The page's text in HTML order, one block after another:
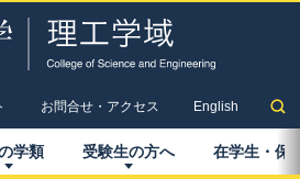
お問合せ・アクセス English
学類 受験生の方へ 在学生 ・ 保